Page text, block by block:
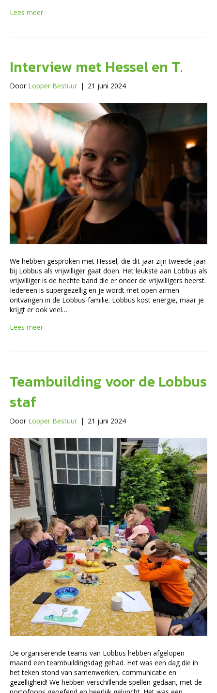
Lees meer
Interview met Hessel en T.
Door Lopper Bestuur | 21 juni 2024
We hebben gesproken met Hessel, die dit jaar zijn tweede jaar
bij Lobbus als vrijwilliger gaat doen. Het leukste aan Lobbus als
vrijwilliger is de hechte band die er onder de vrijwilligers heerst.
Iedereen is supergezellig en je wordt met open armen
ontvangen in de Lobbus-familie. Lobbus kost energie, maar je
krijgt er ook veel…
Lees meer
Teambuilding voor de Lobbus
staf
Door Lopper Bestuur | 21 juni 2024
De organiserende teams van Lobbus hebben afgelopen
maand een teambuildingsdag gehad. Het was een dag die in
het teken stond van samenwerken, communicatie en
gezelligheid! We hebben verschillende spellen gedaan, met de